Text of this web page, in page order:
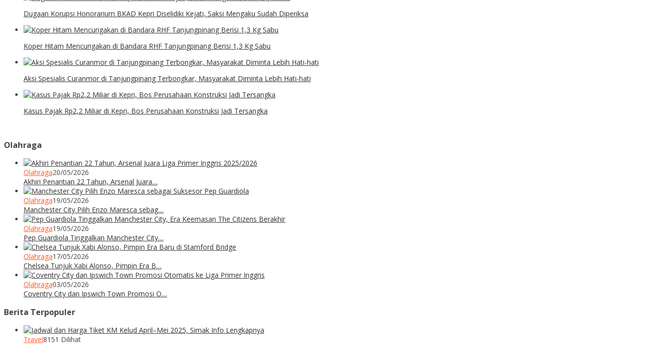
Dugaan Korupsi Honorarium BKAD Kepri Diselidiki Kejati, Saksi Mengaku Sudah Diperiksa
Koper Hitam Mencurigakan di Bandara RHF Tanjungpinang Berisi 1,3 Kg Sabu
Aksi Spesialis Curanmor di Tanjungpinang Terbongkar, Masyarakat Diminta Lebih Hati-hati
Kasus Pajak Rp2,2 Miliar di Kepri, Bos Perusahaan Konstruksi Jadi Tersangka
Olahraga
Olahraga20/05/2026
Akhiri Penantian 22 Tahun, Arsenal Juara…
Olahraga19/05/2026
Manchester City Pilih Enzo Maresca sebag…
Olahraga19/05/2026
Pep Guardiola Tinggalkan Manchester City…
Olahraga17/05/2026
Chelsea Tunjuk Xabi Alonso, Pimpin Era B…
Olahraga03/05/2026
Coventry City dan Ipswich Town Promosi O…
Berita Terpopuler
Travel8151 Dilihat